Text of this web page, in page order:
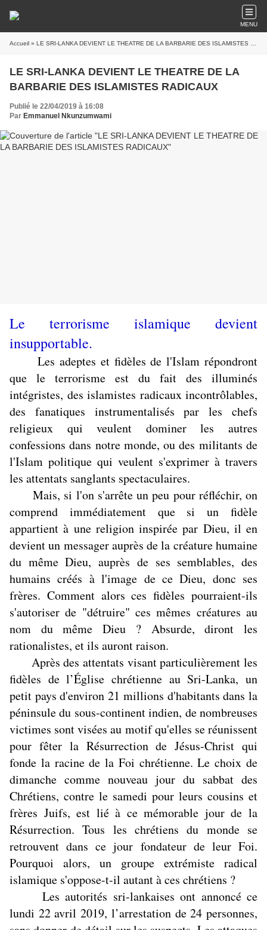
MENU
Accueil » LE SRI-LANKA DEVIENT LE THEATRE DE LA BARBARIE DES ISLAMISTES RADICAUX
LE SRI-LANKA DEVIENT LE THEATRE DE LA
BARBARIE DES ISLAMISTES RADICAUX
Publié le 22/04/2019 à 16:08
Par Emmanuel Nkunzumwami
Le terrorisme islamique devient
insupportable.
Les adeptes et fidèles de l'Islam répondront
que le terrorisme est du fait des illuminés
intégristes, des islamistes radicaux incontrôlables,
des fanatiques instrumentalisés par les chefs
religieux qui veulent dominer les autres
confessions dans notre monde, ou des militants de
l'Islam politique qui veulent s'exprimer à travers
les attentats sanglants spectaculaires.
Mais, si l'on s'arrête un peu pour réfléchir, on
comprend immédiatement que si un fidèle
appartient à une religion inspirée par Dieu, il en
devient un messager auprès de la créature humaine
du même Dieu, auprès de ses semblables, des
humains créés à l'image de ce Dieu, donc ses
frères. Comment alors ces fidèles pourraient-ils
s'autoriser de "détruire" ces mêmes créatures au
nom du même Dieu ? Absurde, diront les
rationalistes, et ils auront raison.
Après des attentats visant particulièrement les
fidèles de l’Église chrétienne au Sri-Lanka, un
petit pays d'environ 21 millions d'habitants dans la
péninsule du sous-continent indien, de nombreuses
victimes sont visées au motif qu'elles se réunissent
pour fêter la Résurrection de Jésus-Christ qui
fonde la racine de la Foi chrétienne. Le choix de
dimanche comme nouveau jour du sabbat des
Chrétiens, contre le samedi pour leurs cousins et
frères Juifs, est lié à ce mémorable jour de la
Résurrection. Tous les chrétiens du monde se
retrouvent dans ce jour fondateur de leur Foi.
Pourquoi alors, un groupe extrémiste radical
islamique s'oppose-t-il autant à ces chrétiens ?
Les autorités sri-lankaises ont annoncé ce
lundi 22 avril 2019, l’arrestation de 24 personnes,